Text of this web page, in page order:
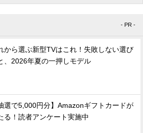
- PR -
から選ぶ新型TVはこれ！失敗しない選び
、2026年夏の一押しモデル
選で5,000円分】Amazonギフトカードが
る！読者アンケート実施中